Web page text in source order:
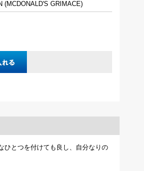
(MCDONALD'S GRIMACE)
ひとつを付けても良し、自分なりの